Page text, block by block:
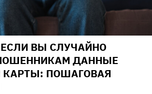
ВЫ СЛУЧАЙНО
ДАННЫЕ
КАРТЫ: ПОШАГОВАЯ